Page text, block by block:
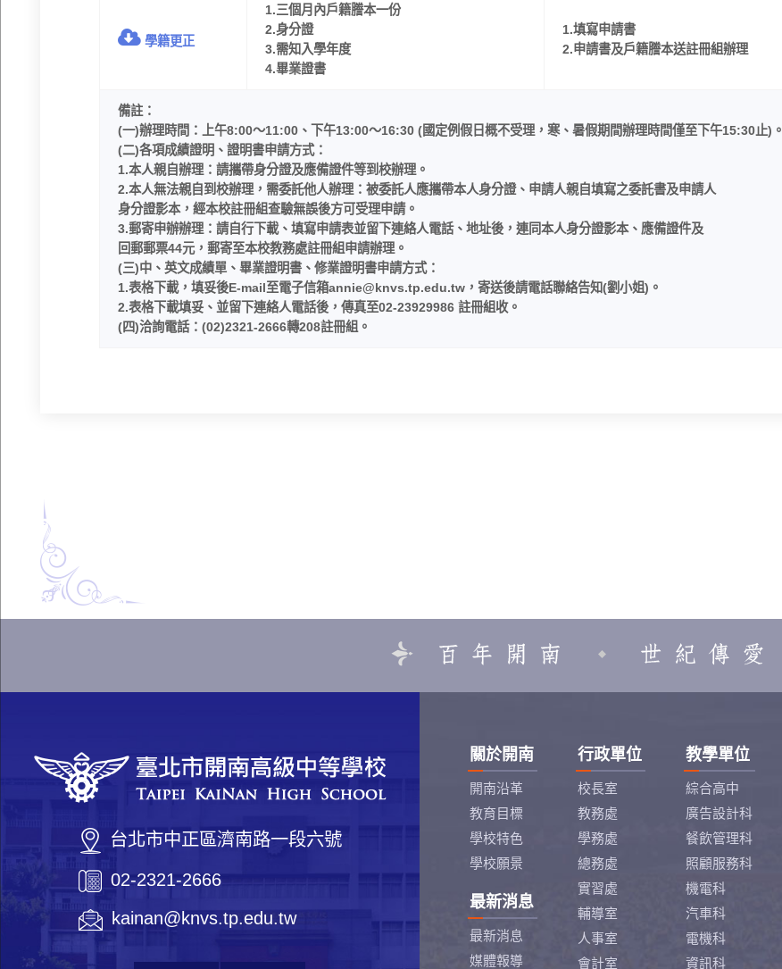
學籍更正
1.三個月內戶籍謄本一份
2.身分證
3.需知入學年度
4.畢業證書
1.填寫申請書
2.申請書及戶籍謄本送註冊組辦理
備註：
(一)辦理時間：上午8:00〜11:00、下午13:00〜16:30 (國定例假日概不受理，寒、暑假期間辦理時間僅至下午15:30止)。
(二)各項成績證明、證明書申請方式：
1.本人親自辦理：請攜帶身分證及應備證件等到校辦理。
2.本人無法親自到校辦理，需委託他人辦理：被委託人應攜帶本人身分證、申請人親自填寫之委託書及申請人
身分證影本，經本校註冊組查驗無誤後方可受理申請。
3.郵寄申辦辦理：請自行下載、填寫申請表並留下連絡人電話、地址後，連同本人身分證影本、應備證件及
回郵郵票44元，郵寄至本校教務處註冊組申請辦理。
(三)中、英文成績單、畢業證明書、修業證明書申請方式：
1.表格下載，填妥後E-mail至電子信箱annie@knvs.tp.edu.tw，寄送後請電話聯絡告知(劉小姐)。
2.表格下載填妥、並留下連絡人電話後，傳真至02-23929986 註冊組收。
(四)洽詢電話：(02)2321-2666轉208註冊組。
台北市中正區濟南路一段六號
02-2321-2666
kainan@knvs.tp.edu.tw
關於開南
開南沿革
教育目標
學校特色
學校願景
最新消息
最新消息
媒體報導
行政單位
校長室
教務處
學務處
總務處
實習處
輔導室
人事室
會計室
教學單位
綜合高中
廣告設計科
餐飲管理科
照顧服務科
機電科
汽車科
電機科
資訊科